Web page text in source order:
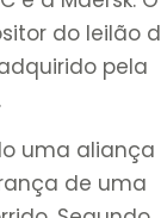
do leilão
pela
uma aliança
de uma